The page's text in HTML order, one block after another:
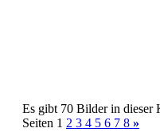
Es gibt 70 Bilder in dieser
Seiten 1 2 3 4 5 6 7 8 »